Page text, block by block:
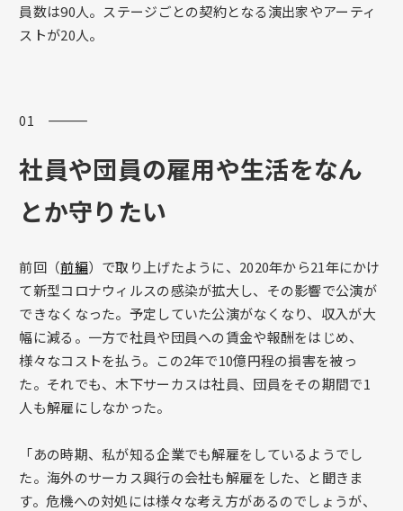
員数は90人。ステージごとの契約となる演出家やアーティ
ストが20人。
01 ―――
社員や団員の雇用や生活をなん
とか守りたい
前回（前編）で取り上げたように、2020年から21年にかけ
て新型コロナウィルスの感染が拡大し、その影響で公演が
できなくなった。予定していた公演がなくなり、収入が大
幅に減る。一方で社員や団員への賃金や報酬をはじめ、
様々なコストを払う。この2年で10億円程の損害を被っ
た。それでも、木下サーカスは社員、団員をその期間で1
人も解雇にしなかった。
「あの時期、私が知る企業でも解雇をしているようでし
た。海外のサーカス興行の会社も解雇をした、と聞きま
す。危機への対処には様々な考え方があるのでしょうが、